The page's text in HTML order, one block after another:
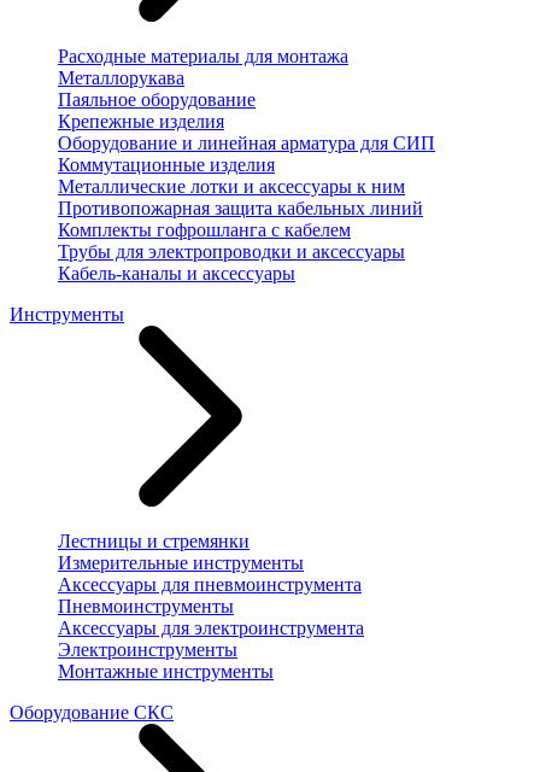
Расходные материалы для монтажа
Металлорукава
Паяльное оборудование
Крепежные изделия
Оборудование и линейная арматура для СИП
Коммутационные изделия
Металлические лотки и аксессуары к ним
Противопожарная защита кабельных линий
Комплекты гофрошланга с кабелем
Трубы для электропроводки и аксессуары
Кабель-каналы и аксессуары
Инструменты
Лестницы и стремянки
Измерительные инструменты
Аксессуары для пневмоинструмента
Пневмоинструменты
Аксессуары для электроинструмента
Электроинструменты
Монтажные инструменты
Оборудование СКС